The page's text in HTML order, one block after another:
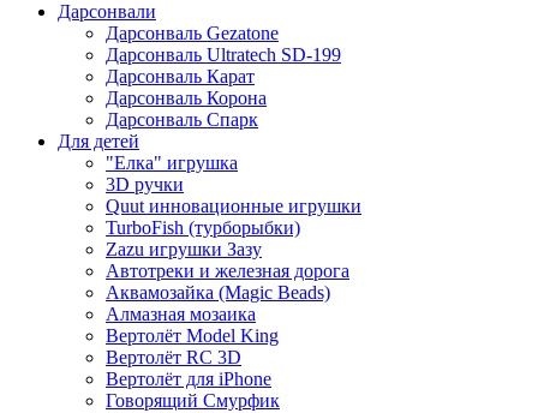
Дарсонвали
Дарсонваль Gezatone
Дарсонваль Ultratech SD-199
Дарсонваль Карат
Дарсонваль Корона
Дарсонваль Спарк
Для детей
"Елка" игрушка
3D ручки
Quut инновационные игрушки
TurboFish (турборыбки)
Zazu игрушки Зазу
Автотреки и железная дорога
Аквамозайка (Magic Beads)
Алмазная мозаика
Вертолёт Model King
Вертолёт RC 3D
Вертолёт для iPhone
Говорящий Смурфик